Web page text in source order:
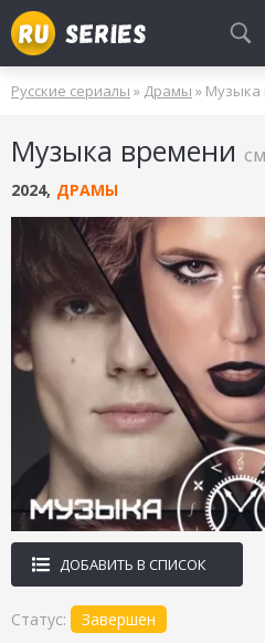
СМОТРЮ
БУДУ СМОТРЕТЬ
УЖЕ СМОТРЕЛ
Русские сериалы » Драмы »
Музыка времени
2024, ДРАМЫ
ДОБАВИТЬ В СПИСОК
Статус:
Завершен